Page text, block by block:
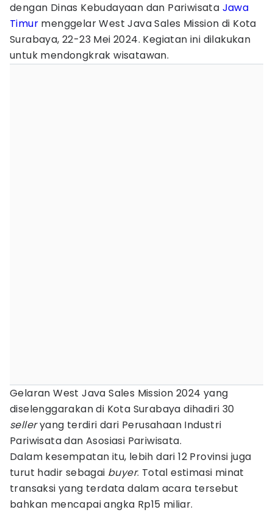
dengan Dinas Kebudayaan dan Pariwisata Jawa
Timur menggelar West Java Sales Mission di Kota
Surabaya, 22-23 Mei 2024. Kegiatan ini dilakukan
untuk mendongkrak wisatawan.
Gelaran West Java Sales Mission 2024 yang
diselenggarakan di Kota Surabaya dihadiri 30
selleryang terdiri dari Perusahaan Industri
Pariwisata dan Asosiasi Pariwisata.
Dalam kesempatan itu, lebih dari 12 Provinsi juga
turut hadir sebagai buyer. Total estimasi minat
transaksi yang terdata dalam acara tersebut
bahkan mencapai angka Rp15 miliar.